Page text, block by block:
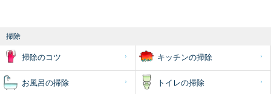
掃除
掃除のコツ キッチンの掃除
お風呂の掃除 トイレの掃除